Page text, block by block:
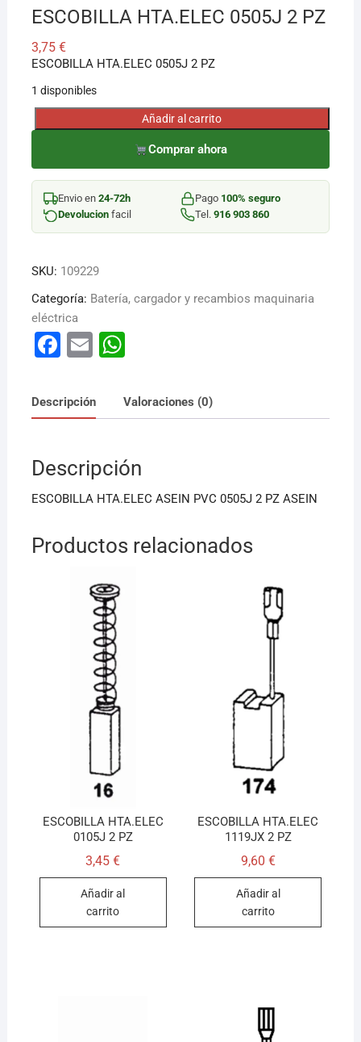
ESCOBILLA HTA.ELEC 0505J 2 PZ
3,75 €
ESCOBILLA HTA.ELEC 0505J 2 PZ
1 disponibles
ESCOBILLA
0505J
2
PZ
cantidad
Añadir al carrito
Comprar ahora
Envio en 24-72h Pago 100% seguro
Devolucionfacil Tel. 916 903 860
SKU: 109229
Categoría: Batería, cargador y recambios maquinaria
eléctrica
F
c
e
o
o
E
ai
l
W
at
s
p
p
Descripción Valoraciones (0)
Descripción
ESCOBILLA HTA.ELEC ASEIN PVC 0505J 2 PZ ASEIN
Productos relacionados
ESCOBILLA HTA.ELEC
0105J 2 PZ
3,45€
Añadir al
carrito
ESCOBILLA HTA.ELEC
1119JX 2 PZ
9,60 €
Añadir al
carrito